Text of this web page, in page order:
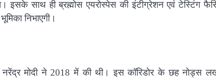
इसके साथ ही ब्रह्मोस एयरोस्पेस की इंटीग्रेशन एवं टेस्टिंग
निभाएगी।
नरेंद्र मोदी ने 2018 में की थी। इस कॉरिडोर के छह नोड्स